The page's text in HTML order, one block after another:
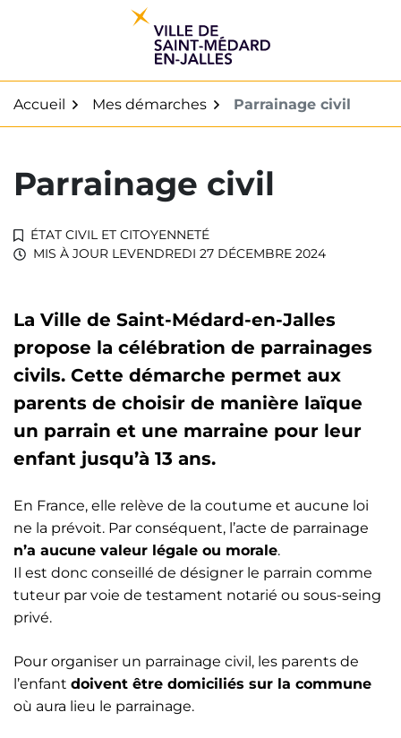
Accueil Mes démarches Parrainage civil
Parrainage civil
ÉTAT CIVIL ET CITOYENNETÉ
MIS À JOUR LEVENDREDI 27 DÉCEMBRE 2024
La Ville de Saint-Médard-en-Jalles
propose la célébration de parrainages
civils. Cette démarche permet aux
parents de choisir de manière laïque
un parrain et une marraine pour leur
enfant jusqu’à 13 ans.
En France, elle relève de la coutume et aucune loi
ne la prévoit. Par conséquent, l’acte de parrainage
n’a aucune valeur légale ou morale.
Il est donc conseillé de désigner le parrain comme
tuteur par voie de testament notarié ou sous-seing
privé.
Pour organiser un parrainage civil, les parents de
l’enfant doivent être domiciliés sur la commune
où aura lieu le parrainage.